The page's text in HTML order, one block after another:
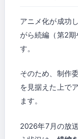
アニメ化が成功
がら続編（第2
す。
そのため、制作
を見据えた上で
ます。
2026年7月の放